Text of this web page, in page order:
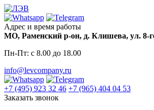
Skip
to
content
Адрес и время работы
МО, Раменский р-он, д. Клишева, ул. 8-
Пн-Пт: с 8.00 до 18.00
info@levcompany.ru
+7 (495) 923 32 46 +7 (965) 404 04 53
Заказать звонок